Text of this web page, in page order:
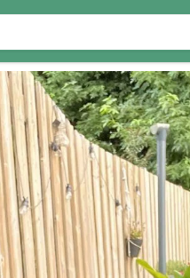
DETAILS